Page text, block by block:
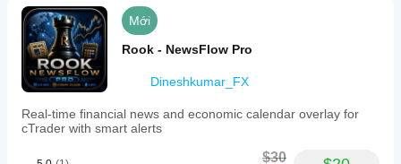
Mới
Rook - NewsFlow Pro
Dineshkumar_FX
Real-time financial news and economic calendar overlay for
cTrader with smart alerts
$30